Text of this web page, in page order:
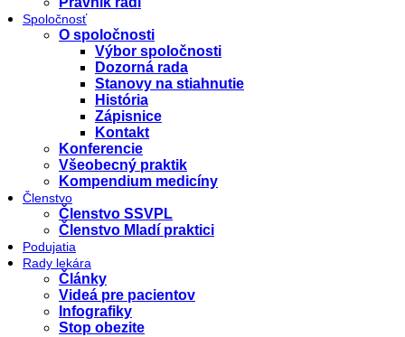
Spoločnosť
O spoločnosti
Výbor spoločnosti
Dozorná rada
Stanovy na stiahnutie
História
Zápisnice
Kontakt
Konferencie
Všeobecný praktik
Kompendium medicíny
Členstvo
Členstvo SSVPL
Členstvo Mladí praktici
Podujatia
Rady lekára
Články
Videá pre pacientov
Infografiky
Stop obezite